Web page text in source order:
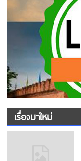
เรื่องมาใหม่